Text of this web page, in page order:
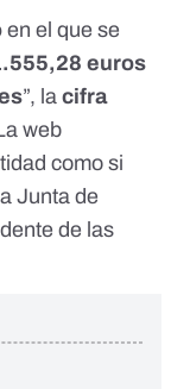
en el que se
euros
”, la cifra
web
como si
Junta de
de las